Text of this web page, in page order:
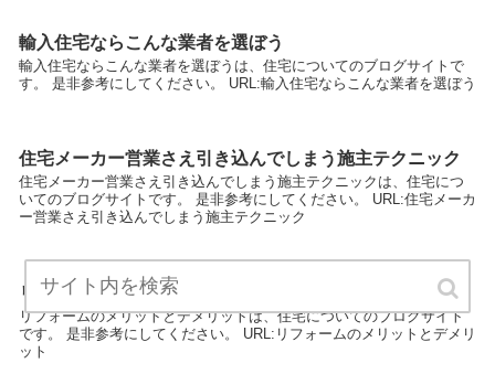
輸入住宅ならこんな業者を選ぼう
輸入住宅ならこんな業者を選ぼうは、住宅についてのブログサイトで
す。 是非参考にしてください。 URL:輸入住宅ならこんな業者を選ぼう
住宅メーカー営業さえ引き込んでしまう施主テクニック
住宅メーカー営業さえ引き込んでしまう施主テクニックは、住宅につ
いてのブログサイトです。 是非参考にしてください。 URL:住宅メーカ
ー営業さえ引き込んでしまう施主テクニック
リフォームのメリットとデメリット
リフォームのメリットとデメリットは、住宅についてのブログサイト
です。 是非参考にしてください。 URL:リフォームのメリットとデメリ
ット